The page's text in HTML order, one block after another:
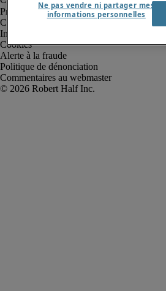
Protection des données personnelles
Conditions d’utilisation
Informations sur la société
Cookies
Alerte à la fraude
Politique de dénonciation
Commentaires au webmaster
Ne pas vendre ni partager mes
informations personnelles